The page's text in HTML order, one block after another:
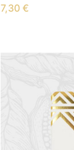
7,30 €